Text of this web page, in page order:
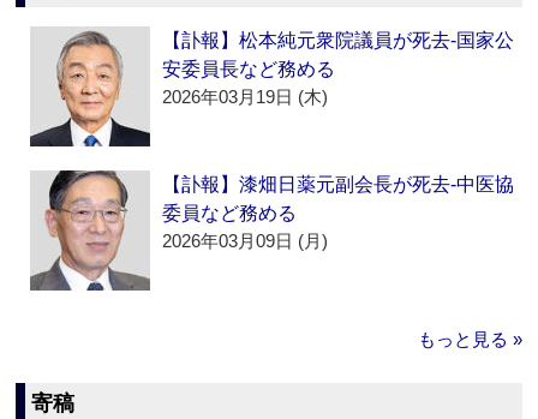
【訃報】松本純元衆院議員が死去‐国家公
安委員長など務める
2026年03月19日 (木)
【訃報】漆畑日薬元副会長が死去‐中医協
委員など務める
2026年03月09日 (月)
もっと見る »
寄稿